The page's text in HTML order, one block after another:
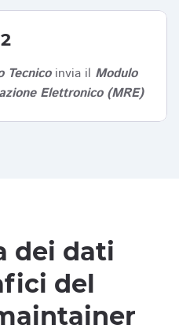
Tecnicoinvia il Modulo
Elettronico (MRE)
dei dati
del